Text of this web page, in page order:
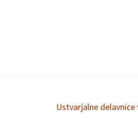
Ustvarjalne